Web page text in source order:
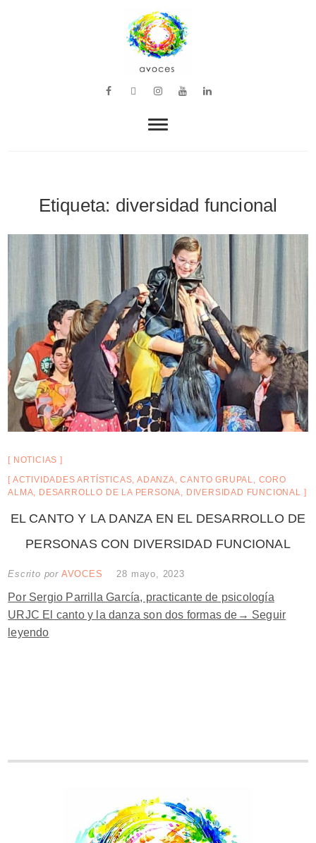
avoces
Etiqueta: diversidad funcional
NOTICIAS
ACTIVIDADES ARTÍSTICAS,ADANZA,CANTO GRUPAL, CORO
ALMA, DESARROLLO DE LA PERSONA, DIVERSIDAD FUNCIONAL
EL CANTO Y LA DANZA EN EL DESARROLLO DE
PERSONAS CON DIVERSIDAD FUNCIONAL
Escrito por AVOCES 28 mayo, 2023
Por Sergio Parrilla García, practicante de psicología
URJC El canto y la danza son dos formas de→ Seguir
leyendo